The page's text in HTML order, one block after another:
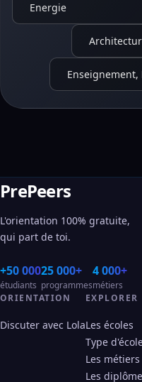
Energie
PrePeers
L'orientation 100% gratuite,
qui part de toi.
+50 000
étudiants
25 000+
programmes
4 000+
métiers
ORIENTATION
Discuter avec Lola
EXPLORER
Les écoles
Type
Les métiers
Les